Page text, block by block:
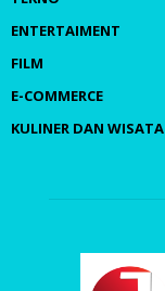
ENTERTAIMENT
FILM
E-COMMERCE
KULINER DAN WISATA